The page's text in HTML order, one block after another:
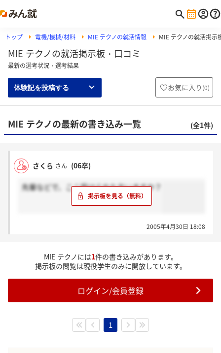
トップ 電機/機械/材料 MIE テクノの就活情報 MIE テクノの就活掲示
MIE テクノの就活掲示板・口コミ
最新の選考状況・選考結果
体験記を投稿する お気に入り (0)
MIE テクノの最新の書き込み一覧 (全1件)
さくら さん (06卒)
先輩などで、ここ受けられた方いますか？
2005年4月30日 18:08
MIE テクノには1件の書き込みがあります。
掲示板の閲覧は現役学生のみに開放しています。
ログイン/会員登録
1